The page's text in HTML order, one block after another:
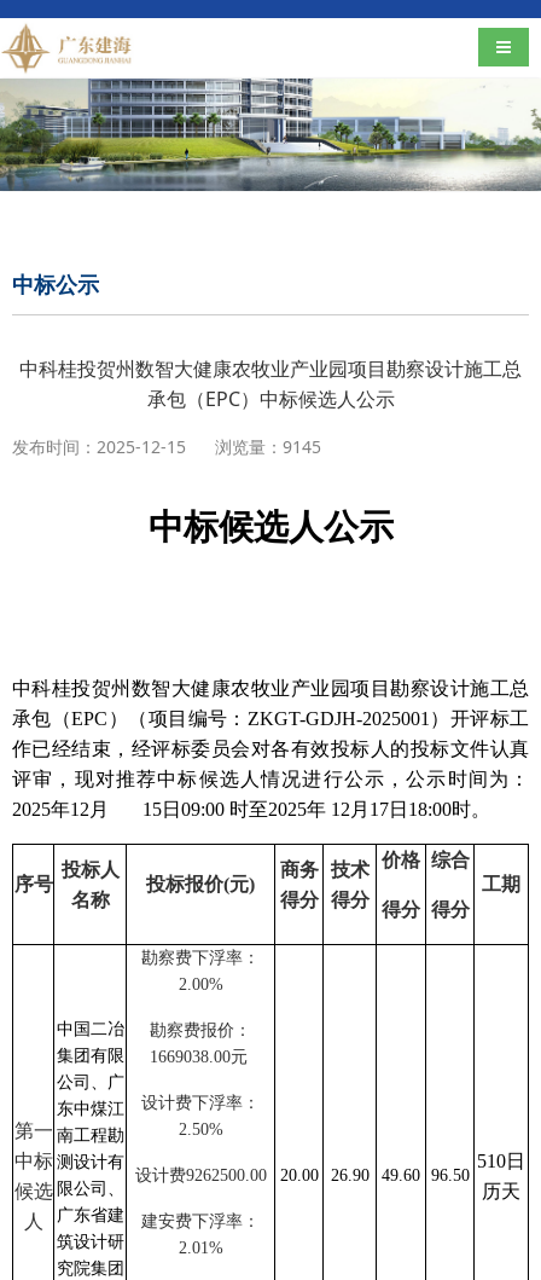
导航
中标公示
中科桂投贺州数智大健康农牧业产业园项目勘察设计施工总
承包（EPC）中标候选人公示
发布时间：2025-12-15 浏览量：9145
中标候选人公示
中科桂投贺州数智大健康农牧业产业园项目勘察设计施工总
承包（EPC）（项目编号：ZKGT-GDJH-2025001）开评标工
作已经结束， 经评标委员会对各有效投标人的投标文件认真
评审， 现对推荐中标候选人情况进行公示，公示时间为 ：
2025年12月 15日09:00 时至2025年 12月17日18:00时。
序号
投标人
名称
投标报价(元)
商务
得分
技术
得分
价格
得分
综合
得分
工期
第一
中标
候选
人
中国二冶
集团有限
公司、广
东中煤江
南工程勘
测设计有
限公司、
广东省建
筑设计研
究院集团
勘察费下浮率：
2.00%
勘察费报价：
1669038.00元
设计费下浮率：
2.50%
设计费9262500.00
建安费下浮率：
2.01%
20.00 26.90 49.60 96.50
510日
历天